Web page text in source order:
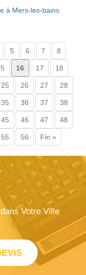
à Mers-les-bains
5 6 7 8
16 17 18
25 26 27 28
35 36 37 38
45 46 47 48
55 56 Fin »
Votre Ville